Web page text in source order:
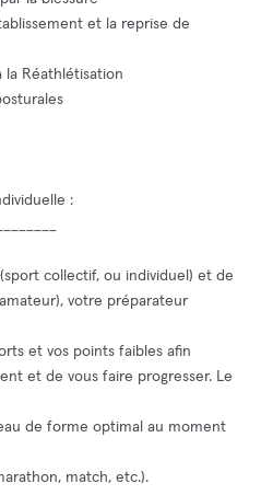
et la reprise de
la Réathlétisation
:
collectif, ou individuel) et de
votre préparateur
et vos points faibles afin
et de vous faire progresser. Le
de forme optimal au moment
match, etc.).